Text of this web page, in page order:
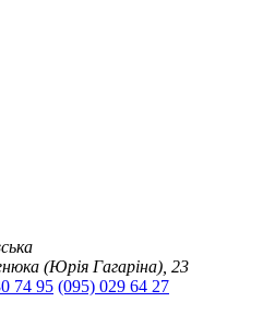
(Юрія Гагаріна), 23
74 95 (095) 029 64 27